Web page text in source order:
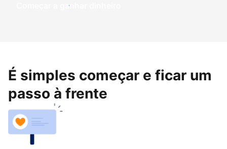
Começar a ganhar dinheiro
É simples começar e ficar um
passo à frente